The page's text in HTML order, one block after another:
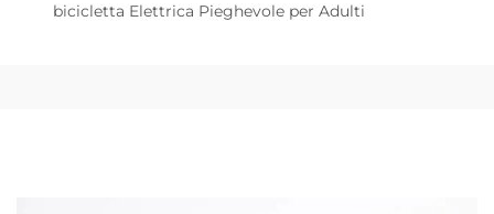
bicicletta Elettrica Pieghevole per Adulti